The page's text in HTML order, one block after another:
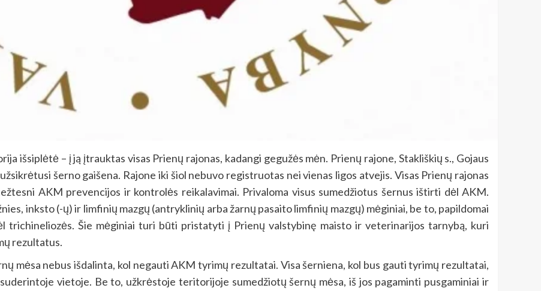
išsiplėtė – į ją įtrauktas visas Prienų rajonas, kadangi gegužės mėn. Prienų rajone, Stakliškių s., Gojaus
šerno gaišena. Rajone iki šiol nebuvo registruotas nei vienas ligos atvejis. Visas Prienų rajonas
AKM prevencijos ir kontrolės reikalavimai. Privaloma visus sumedžiotus šernus ištirti dėl AKM.
inksto (-ų) ir limfinių mazgų (antryklinių arba žarnų pasaito limfinių mazgų) mėginiai, be to, papildomai
trichineliozės. Šie mėginiai turi būti pristatyti į Prienų valstybinę maisto ir veterinarijos tarnybą, kuri
rezultatus.
mėsa nebus išdalinta, kol negauti AKM tyrimų rezultatai. Visa šerniena, kol bus gauti tyrimų rezultatai,
vietoje. Be to, užkrėstoje teritorijoje sumedžiotų šernų mėsa, iš jos pagaminti pusgaminiai ir